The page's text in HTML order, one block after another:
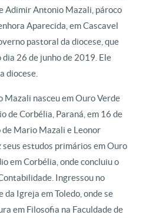
Adimir Antonio Mazali, pároco
Aparecida, em Cascavel
pastoral da diocese, que
26 de junho de 2019. Ele
diocese.
Mazali nasceu em Ouro Verde
de Corbélia, Paraná, em 16 de
de Mario Mazali e Leonor
seus estudos primários em Ouro
em Corbélia, onde concluiu o
Ingressou no
Igreja em Toledo, onde se
em Filosofia na Faculdade de